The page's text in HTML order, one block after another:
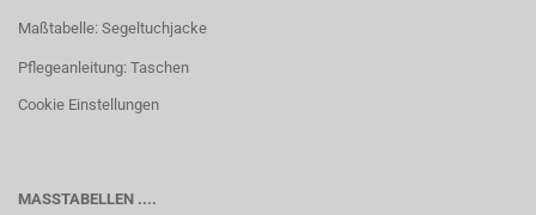
Maßtabelle: Segeltuchjacke
Pflegeanleitung: Taschen
Cookie Einstellungen
MASSTABELLEN ....